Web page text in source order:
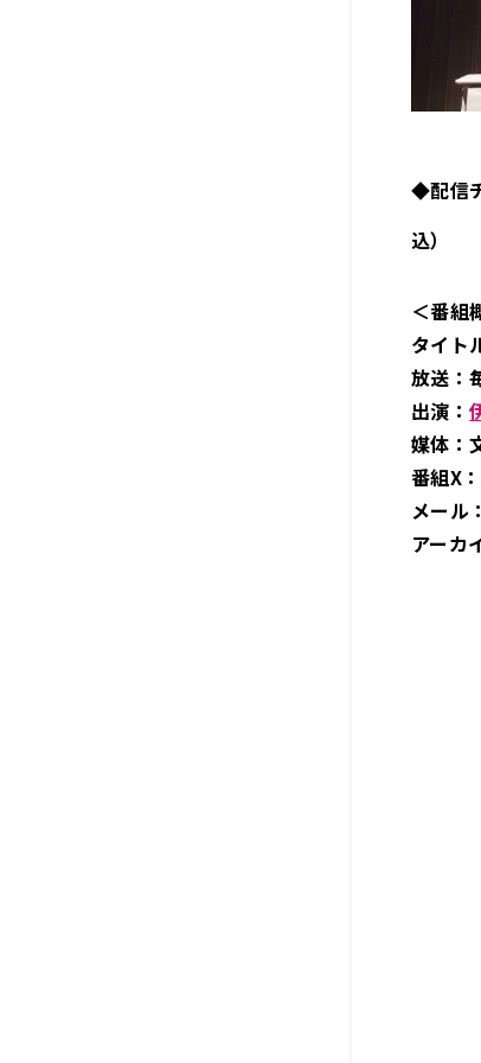
◆配信
込）
＜番組
タイト
放送：
出演：
媒体：
番組X：
メール：
アーカ